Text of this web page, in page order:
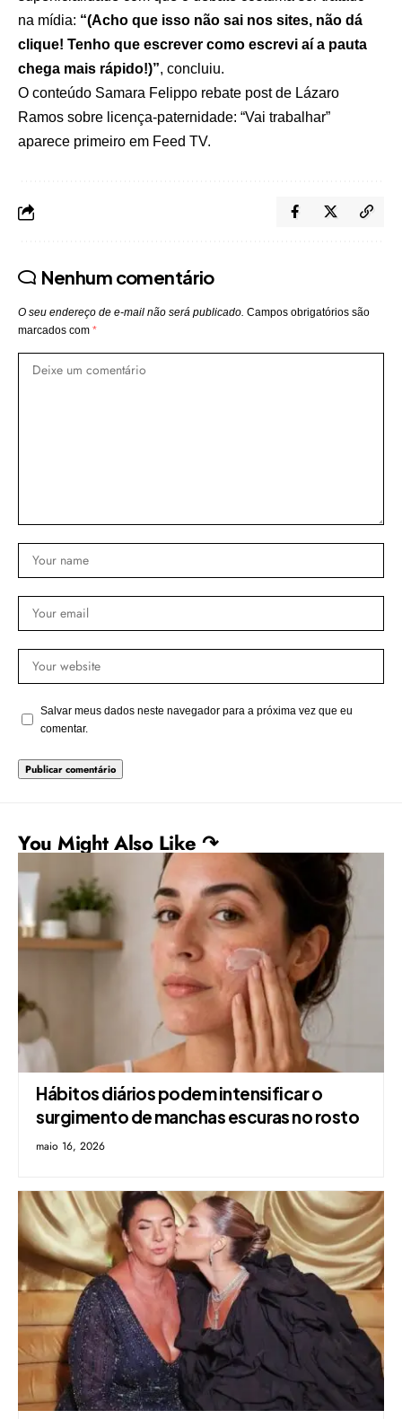
na mídia: “(Acho que isso não sai nos sites, não dá
clique! Tenho que escrever como escrevi aí a pauta
chega mais rápido!)”, concluiu.
O conteúdo Samara Felippo rebate post de Lázaro
Ramos sobre licença-paternidade: “Vai trabalhar”
aparece primeiro em Feed TV.
Nenhum comentário
O seu endereço de e-mail não será publicado. Campos obrigatórios são
marcados com *
Salvar meus dados neste navegador para a próxima vez que eu
comentar.
You Might Also Like ↷
Hábitos diários podem intensificar o
surgimento de manchas escuras no rosto
maio 16, 2026